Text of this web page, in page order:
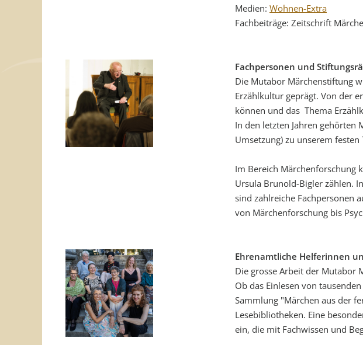
Medien: Wohnen-Extra
Fachbeiträge: Zeitschrift
Fachpersonen und
Die Mutabor Märchenstiftung
Erzählkultur geprägt. Von der
können und das Thema
In den letzten Jahren gehörten
Umsetzung) zu unserem festen
Im Bereich Märchenforschung
Ursula Brunold-Bigler zählen.
sind zahlreiche Fachpersonen
von Märchenforschung bis
Ehrenamtliche Helferinnen
Die grosse Arbeit der Mutabor
Ob das Einlesen von
Sammlung "Märchen aus der
Lesebibliotheken. Eine
ein, die mit Fachwissen und